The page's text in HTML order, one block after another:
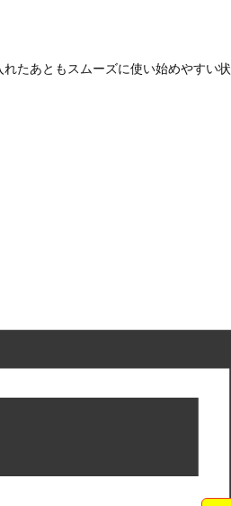
たあともスムーズに使い始めやすい